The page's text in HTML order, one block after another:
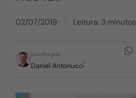
02/07/2019 Leitura: 3 minutos
Escrito por
Daniel Antonucci